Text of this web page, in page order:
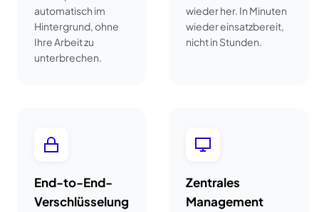
automatisch im
Hintergrund, ohne
Ihre Arbeit zu
unterbrechen.
wieder her. In Minuten
wieder einsatzbereit,
nicht in Stunden.
End-to-End-
Verschlüsselung
Zentrales
Management